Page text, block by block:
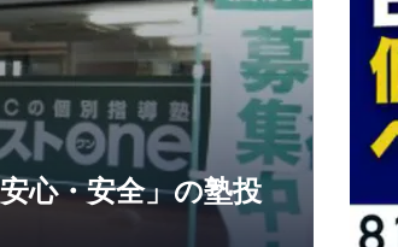
心・安全」の塾投